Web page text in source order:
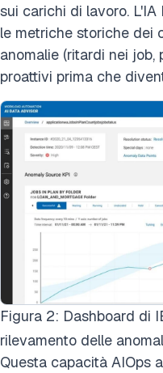
sui carichi di lavoro.
le metriche storiche dei
anomalie (ritardi nei
proattivi prima che
Figura 2: Dashboard di
rilevamento delle
Questa capacità AIOps